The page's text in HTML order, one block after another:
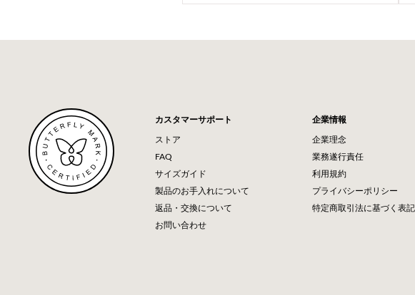
カスタマーサポート
ストア
FAQ
サイズガイド
製品のお手入れについて
返品・交換について
お問い合わせ
企業情報
企業理念
業務遂行責任
利用規約
プライバシーポリシー
特定商取引法に基づく表記